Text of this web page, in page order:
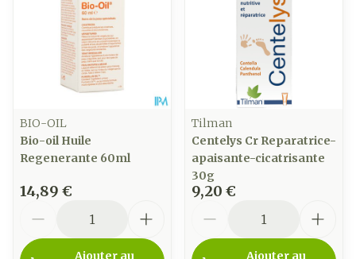
BIO-OIL
Bio-oil Huile
Regenerante 60ml
14,89 €
Ajouter au
Tilman
Centelys Cr Reparatrice-
apaisante-cicatrisante
30g
9,20 €
Ajouter au